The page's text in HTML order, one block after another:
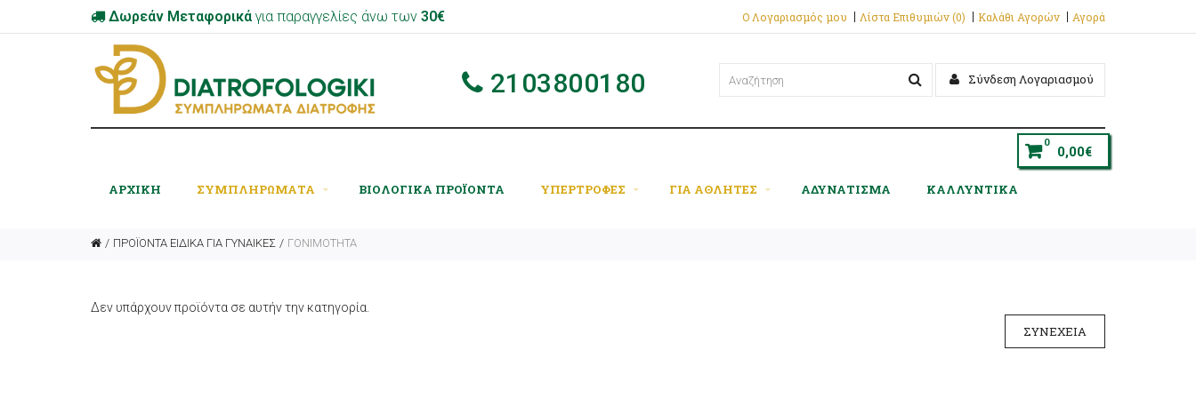
Δωρεάν Μεταφορικά για παραγγελίες άνω των 30€ Ο Λογαριασμός μου Λίστα Επιθυμιών (0) Καλάθι Αγορών Αγορά
2103800180 Σύνδεση Λογαριασμού
0 0,00€
ΑΡΧΙΚΉ ΣΥΜΠΛΗΡΩΜΑΤΑ ΒΙΟΛΟΓΙΚΑ ΠΡΟΪΟΝΤΑ ΥΠΕΡΤΡΟΦΕΣ ΓΙΑ ΑΘΛΗΤΕΣ ΑΔΥΝΑΤΙΣΜΑ ΚΑΛΛΥΝΤΙΚΑ
ΠΡΟΪΟΝΤΑ ΕΙΔΙΚΑ ΓΙΑ ΓΥΝΑΙΚΕΣ ΓΟΝΙΜΟΤΗΤΑ
Δεν υπάρχουν προϊόντα σε αυτήν την κατηγορία.
ΣΥΝΈΧΕΙΑ